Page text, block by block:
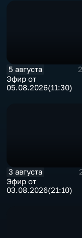
5 августа
Эфир от
05.08.2026(11:30)
3 августа
Эфир от
03.08.2026(21:10)